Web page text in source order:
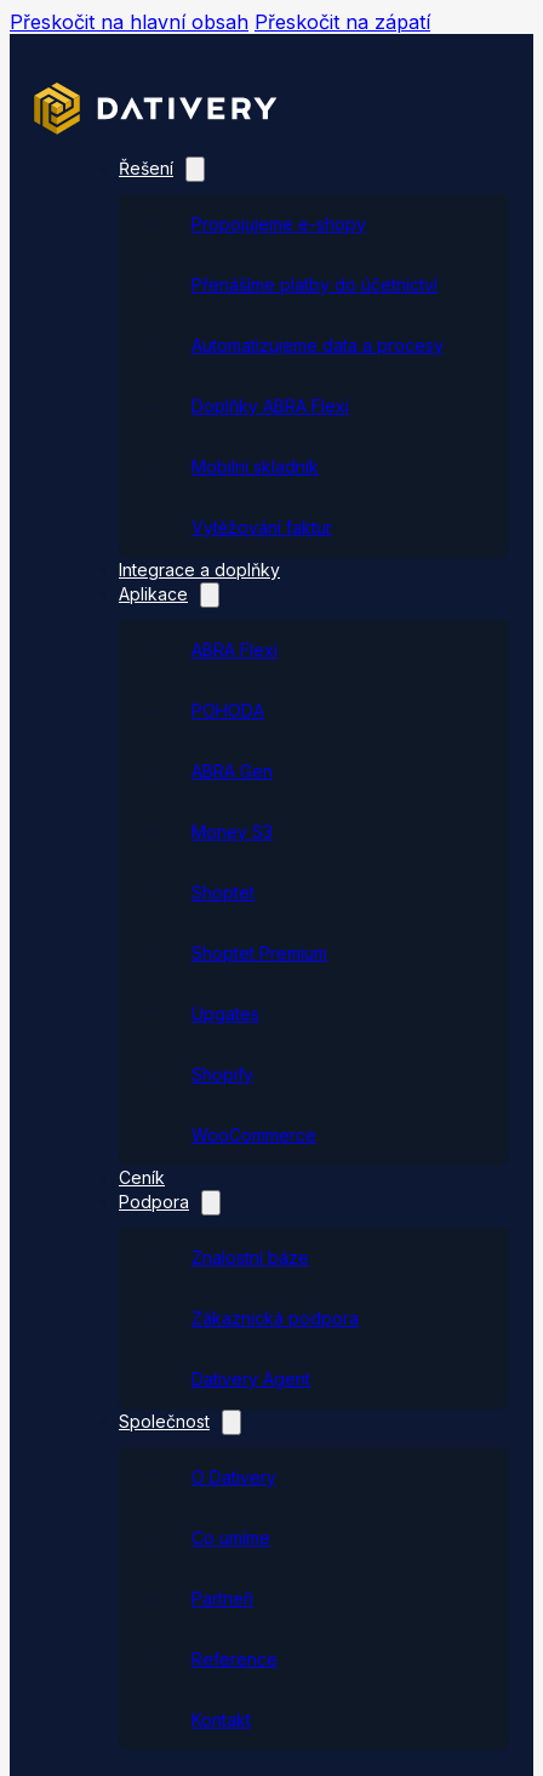
Přeskočit na hlavní obsah Přeskočit na zápatí
Řešení
Propojujeme e-shopy
Přenášíme platby do účetnictví
Automatizujeme data a procesy
Doplňky ABRA Flexi
Mobilní skladník
Vytěžování faktur
Integrace a doplňky
Aplikace
ABRA Flexi
POHODA
ABRA Gen
Money S3
Shoptet
Shoptet Premium
Upgates
Shopify
WooCommerce
Ceník
Podpora
Znalostní báze
Zákaznická podpora
Dativery Agent
Společnost
O Dativery
Co umíme
Partneři
Reference
Kontakt